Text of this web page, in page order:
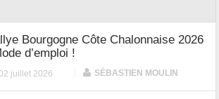
Bourgogne Côte Chalonnaise 2026
d’emploi !
juillet 2026 SÉBASTIEN MOULIN